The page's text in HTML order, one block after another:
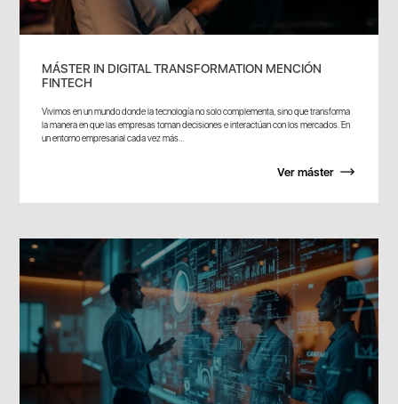
MÁSTER IN DIGITAL TRANSFORMATION MENCIÓN
FINTECH
Vivimos en un mundo donde la tecnología no solo complementa, sino que transforma
la manera en que las empresas toman decisiones e interactúan con los mercados. En
un entorno empresarial cada vez más...
Ver máster